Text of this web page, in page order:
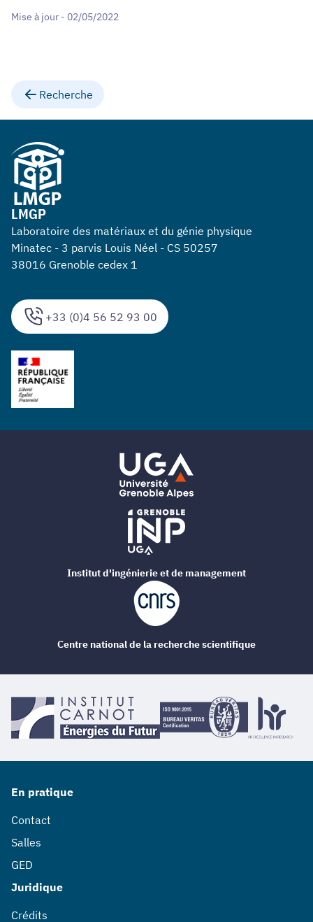
Mise à jour - 02/05/2022
Recherche
+33 (0)4 56 52 93 00
LMGP
Laboratoire des matériaux et du génie physique
Minatec - 3 parvis Louis Néel - CS 50257
38016 Grenoble cedex 1
En pratique
Contact
Salles
GED
Juridique
Crédits
Institut d'ingénierie et de management
Centre national de la recherche scientifique